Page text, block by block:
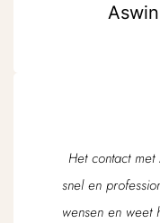
Het contact
snel en
wensen en weet